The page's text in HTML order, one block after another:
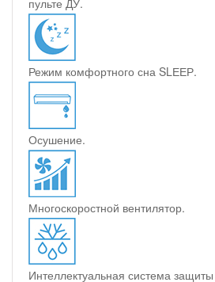
пульте ДУ.
Режим комфортного сна SLЕЕР.
Осушение.
Многоскоростной вентилятор.
Интеллектуальная система